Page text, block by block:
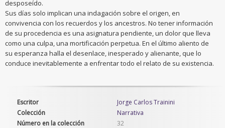
desposeído.
Sus días solo implican una indagación sobre el origen, en
convivencia con los recuerdos y los ancestros. No tener información
de su procedencia es una asignatura pendiente, un dolor que lleva
como una culpa, una mortificación perpetua. En el último aliento de
su esperanza halla el desenlace, inesperado y alienante, que lo
conduce inevitablemente a enfrentar todo el relato de su existencia.
Escritor
Jorge Carlos Trainini
Colección
Narrativa
Número en la colección
32